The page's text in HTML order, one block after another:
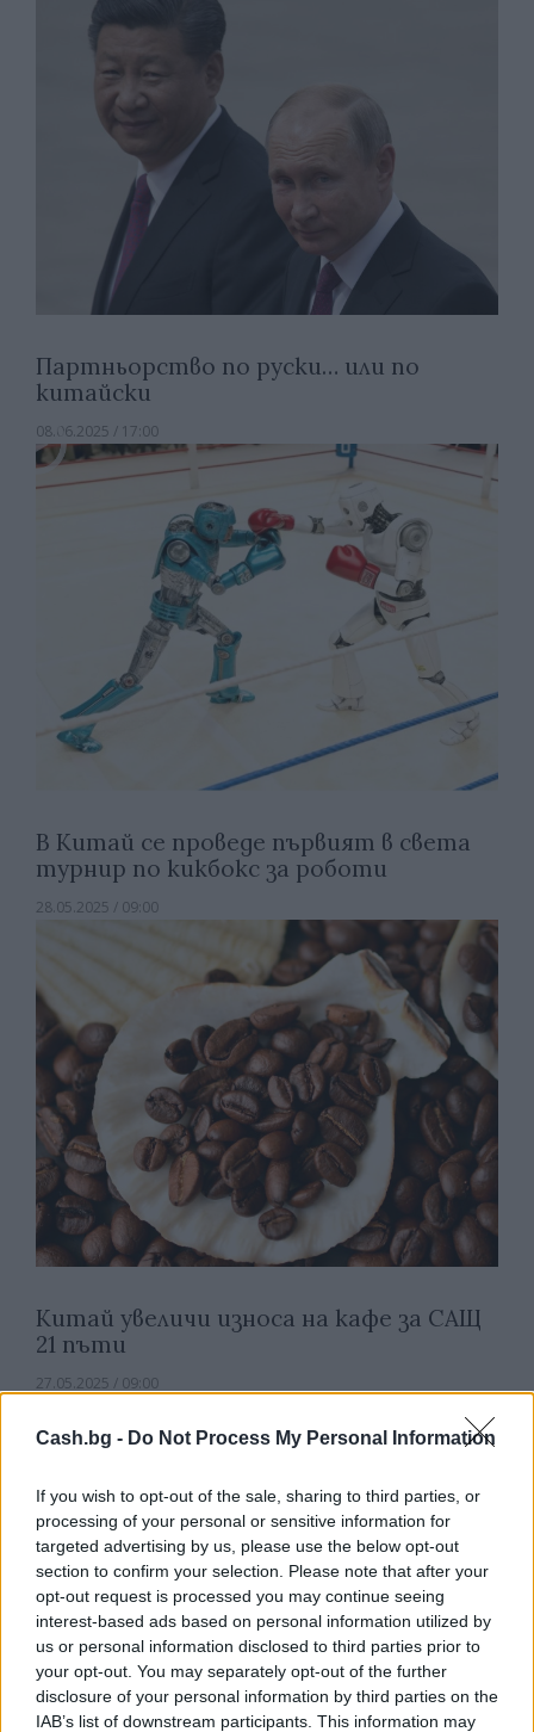
Cash.bg - Do Not Process My Personal Information
If you wish to opt-out of the sale, sharing to third parties, or
processing of your personal or sensitive information for
targeted advertising by us, please use the below opt-out
section to confirm your selection. Please note that after your
opt-out request is processed you may continue seeing
interest-based ads based on personal information utilized by
us or personal information disclosed to third parties prior to
your opt-out. You may separately opt-out of the further
disclosure of your personal information by third parties on the
IAB’s list of downstream participants. This information may
Партньорство по руски… или по
китайски
08.06.2025 / 17:00
В Китай се проведе първият в света
турнир по кикбокс за роботи
28.05.2025 / 09:00
Китай увеличи износа на кафе за САЩ
21 пъти
27.05.2025 / 09:00